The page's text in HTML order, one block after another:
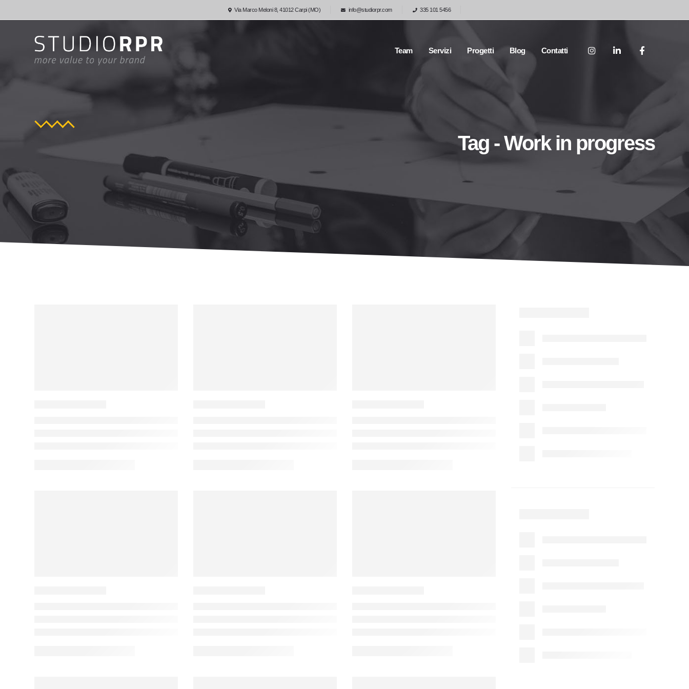
Via Marco Meloni 8, 41012 Carpi (MO) info@studiorpr.com 335 101 5456
Team Servizi Progetti Blog Contatti
Tag - Work in progress